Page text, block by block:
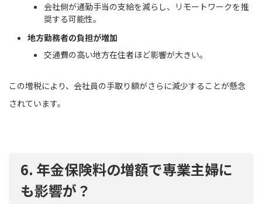
会社側が通勤手当の支給を減らし、リモートワークを推
奨する可能性。
地方勤務者の負担が増加
交通費の高い地方在住者ほど影響が大きい。
この増税により、会社員の手取り額がさらに減少することが懸念
されています。
6. 年金保険料の増額で専業主婦に
も影響が？